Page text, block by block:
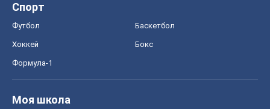
Спорт
Футбол Баскетбол
Хоккей Бокс
Формула-1
Моя школа